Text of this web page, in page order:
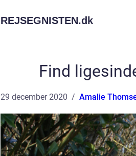
REJSEGNISTEN.dk
Find
29 december 2020 Amalie